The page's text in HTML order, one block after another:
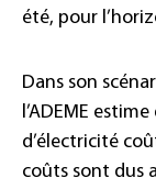
été, pour
Dans son
l’ADEME
d’électricité
coûts sont dus